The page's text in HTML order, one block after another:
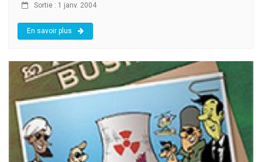
Sortie : 1 janv. 2004
En savoir plus